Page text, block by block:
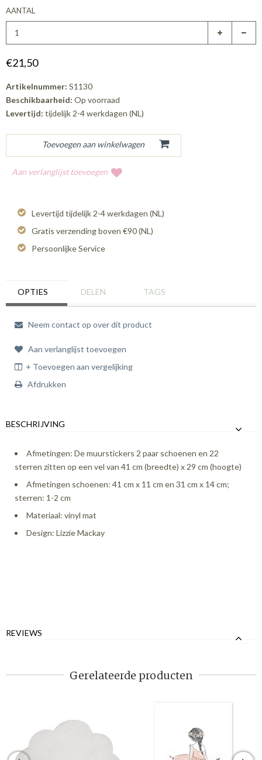
AANTAL
€21,50
Artikelnummer: S1130
Beschikbaarheid: Op voorraad
Levertijd: tijdelijk 2-4 werkdagen (NL)
Aan verlanglijst toevoegen
Levertijd tijdelijk 2-4 werkdagen (NL)
Gratis verzending boven €90 (NL)
Persoonlijke Service
OPTIES DELEN TAGS
Neem contact op over dit product
Aan verlanglijst toevoegen
+ Toevoegen aan vergelijking
Afdrukken
BESCHRIJVING
Afmetingen: De muurstickers 2 paar schoenen en 22
sterren zitten op een vel van 41 cm (breedte) x 29 cm (hoogte)
Afmetingen schoenen: 41 cm x 11 cm en 31 cm x 14 cm;
sterren: 1-2 cm
Materiaal: vinyl mat
Design: Lizzie Mackay
REVIEWS
Gerelateerde producten